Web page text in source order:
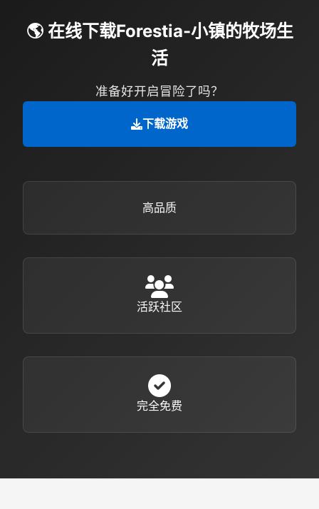
🌎 在线下载Forestia-小镇的牧场生
活
准备好开启冒险了吗？
下载游戏
高品质
活跃社区
完全免费